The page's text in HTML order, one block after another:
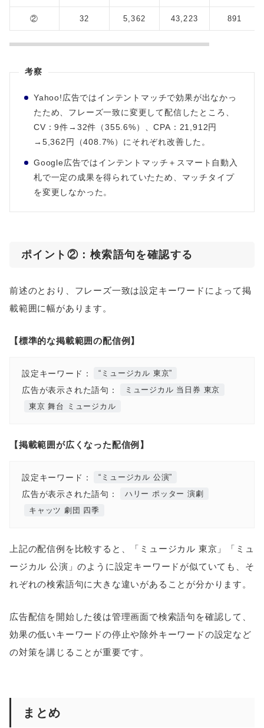
② 32 5,362 43,223 891
考察
Yahoo!広告ではインテントマッチで効果が出なかっ
たため、フレーズ一致に変更して配信したところ、
CV：9件→32件（355.6%）、CPA：21,912円
→5,362円（408.7%）にそれぞれ改善した。
Google広告ではインテントマッチ＋スマート自動入
札で一定の成果を得られていたため、マッチタイプ
を変更しなかった。
ポイント②：検索語句を確認する
前述のとおり、フレーズ一致は設定キーワードによって掲
載範囲に幅があります。
【標準的な掲載範囲の配信例】
設定キーワード： “ミュージカル 東京”
広告が表示された語句：
ミュージカル 当日券 東京
東京 舞台 ミュージカル
【掲載範囲が広くなった配信例】
設定キーワード： “ミュージカル 公演”
広告が表示された語句：
ハリー ポッター 演劇
キャッツ 劇団 四季
上記の配信例を比較すると、「ミュージカル 東京」「ミュ
ージカル 公演」のように設定キーワードが似ていても、そ
れぞれの検索語句に大きな違いがあることが分かります。
広告配信を開始した後は管理画面で検索語句を確認して、
効果の低いキーワードの停止や除外キーワードの設定など
の対策を講じることが重要です。
まとめ